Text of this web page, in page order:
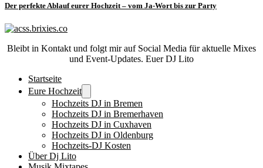
Der perfekte Ablauf eurer Hochzeit – vom Ja-Wort bis zur Party
Bleibt in Kontakt und folgt mir auf Social Media für aktuelle Mixes
und Event-Updates. Euer DJ Lito
Startseite
Eure Hochzeit
Hochzeits DJ in Bremen
Hochzeits DJ in Bremerhaven
Hochzeits DJ in Cuxhaven
Hochzeits DJ in Oldenburg
Hochzeits-DJ Kosten
Über Dj Lito